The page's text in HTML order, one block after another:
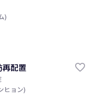
)
配置
ヒョン)